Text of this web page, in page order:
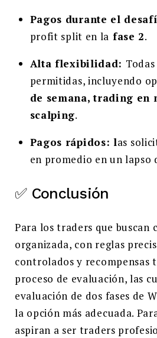
Pagos durante el
profit split en la fase 2.
Alta flexibilidad:
permitidas, incluyendo
de semana, trading en
scalping.
Pagos rápidos: las
en promedio en un lapso
✅ Conclusión
Para los traders que buscan
organizada, con reglas
controlados y recompensas
proceso de evaluación, las
evaluación de dos fases de
la opción más adecuada.
aspiran a ser traders